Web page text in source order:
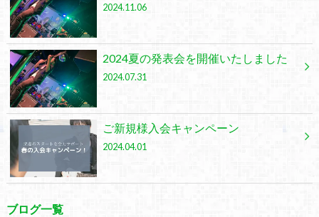
2024.11.06
2024夏の発表会を開催いたしました
2024.07.31
ご新規様入会キャンペーン
2024.04.01
ブログ一覧